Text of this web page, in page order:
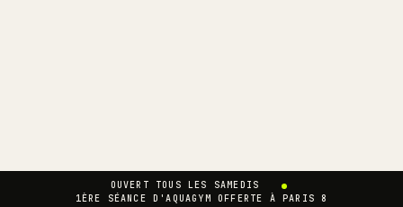
OUVERT TOUS LES SAMEDIS
1ÈRE SÉANCE D'AQUAGYM OFFERTE À PARIS 8